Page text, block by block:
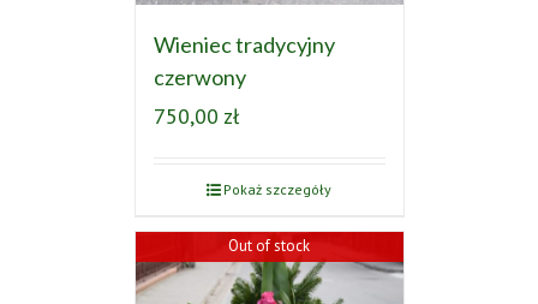
Wieniec tradycyjny
czerwony
750,00 zł
Pokaż szczegóły
Out of stock